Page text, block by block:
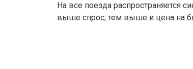
На все поезда распространяется
выше спрос, тем выше и цена на